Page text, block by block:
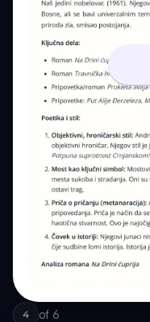
4 of 6